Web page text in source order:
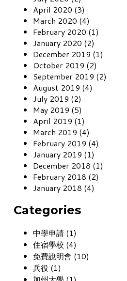
April 2020 (3)
March 2020 (4)
February 2020 (1)
January 2020 (2)
December 2019 (1)
October 2019 (2)
September 2019 (2)
August 2019 (4)
July 2019 (2)
May 2019 (5)
April 2019 (1)
March 2019 (4)
February 2019 (4)
January 2019 (1)
December 2018 (1)
February 2018 (2)
January 2018 (4)
Categories
中學申請 (1)
住宿學校 (4)
免費說明會 (10)
兵役 (1)